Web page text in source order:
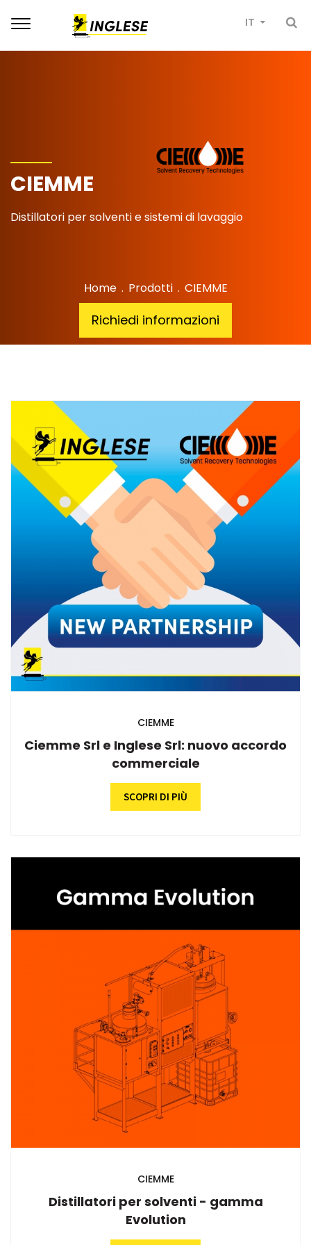
IT
Toggle
CIEMME
Distillatori per solventi e sistemi di lavaggio
Home . Prodotti . CIEMME
Richiedi informazioni
CIEMME
Ciemme Srl e Inglese Srl: nuovo accordo
commerciale
SCOPRI DI PIÙ
CIEMME
Distillatori per solventi - gamma
Evolution